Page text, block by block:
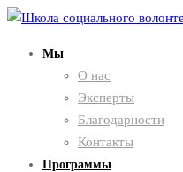
Мы
О нас
Эксперты
Благодарности
Контакты
Программы